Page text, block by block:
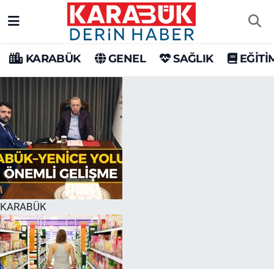
KARABÜK GENEL SAĞLIK
KARABÜK
Karabük Hava Durumu
Karabük Trafik Yoğunluk Haritası
Süper Lig Puan Durumu ve Fikstür
Tüm Manşetler
Son Dakika Haberleri
Haber Arşivi